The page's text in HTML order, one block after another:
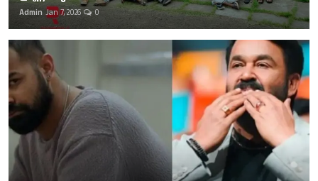
Admin Jan 7, 2026 0